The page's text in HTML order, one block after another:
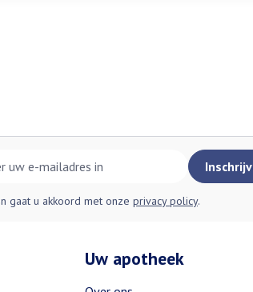
gaat u akkoord met onze privacy policy.
Uw apotheek